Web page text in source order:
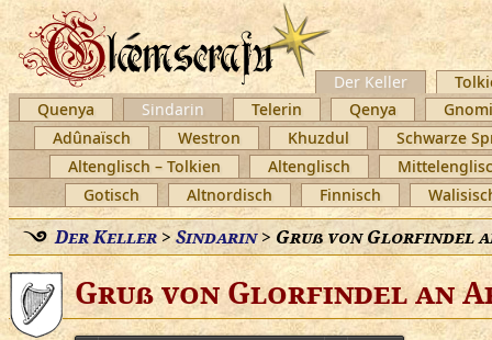
Der Keller
Quenya
Sindarin Telerin Qenya
Adûnaïsch
Westron Khuzdul
Schwarze
Altenglisch – Tolkien
Altenglisch
Gotisch
Altnordisch Finnisch
Der Keller >Sindarin> Gruß von Glorfindel
Gruß von Glorfindel an